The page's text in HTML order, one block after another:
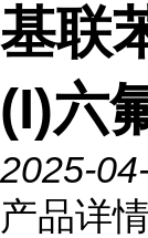
基联
(I)六
2025-
产品详情